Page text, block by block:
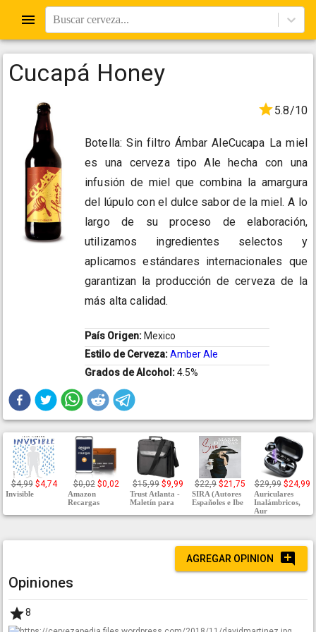
Buscar cerveza...
Cucapá Honey
5.8/10
Botella: Sin filtro Ámbar AleCucapa La miel
es una cerveza tipo Ale hecha con una
infusión de miel que combina la amargura
del lúpulo con el dulce sabor de la miel. A lo
largo de su proceso de elaboración,
utilizamos ingredientes selectos y
aplicamos estándares internacionales que
garantizan la producción de cerveza de la
más alta calidad.
País Origen: Mexico
Estilo de Cerveza:Amber Ale
Grados de Alcohol:4.5%
$4,99 $4,74
Invisible
$0,02 $0,02
Amazon
Recargas
$15,99 $9,99
Trust Atlanta -
Maletín para
$22,9 $21,75
SIRA (Autores
Españoles e Ibe
$29,99 $24,99
Auriculares
Inalámbricos,
Aur
AGREGAR OPINION
Opiniones
8